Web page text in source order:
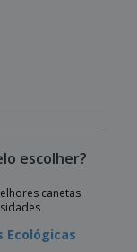
escolher?
canetas
Ecológicas